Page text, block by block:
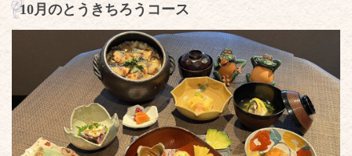
10月のとうきちろうコース